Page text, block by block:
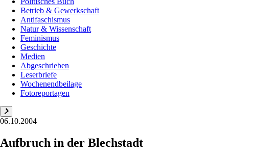
Betrieb & Gewerkschaft
Antifaschismus
Natur & Wissenschaft
Feminismus
Geschichte
Medien
Abgeschrieben
Leserbriefe
Wochenendbeilage
Fotoreportagen
06.10.2004
Aufbruch in der Blechstadt